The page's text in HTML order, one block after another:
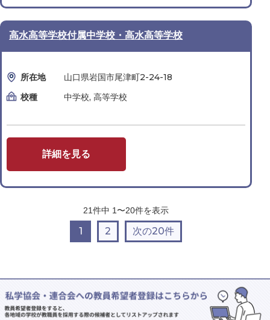
高水高等学校付属中学校・高水高等学校
所在地
山口県岩国市尾津町2-24-18
校種
中学校, 高等学校
詳細を見る
21件中 1〜20件を表示
1 2 次の20件